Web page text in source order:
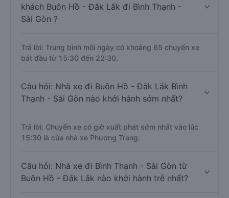
khách Buôn Hồ - Đắk Lắk đi Bình Thạnh -
Sài Gòn ?
Trả lời: Trung bình mỗi ngày có khoảng 65 chuyến xe
bắt đầu từ 15:30 đến 22:30.
Câu hỏi: Nhà xe đi Buôn Hồ - Đắk Lắk Bình
Thạnh - Sài Gòn nào khởi hành sớm nhất?
Trả lời: Chuyến xe có giờ xuất phát sớm nhất vào lúc
15:30 là của nhà xe Phương Trang.
Câu hỏi: Nhà xe đi Bình Thạnh - Sài Gòn từ
Buôn Hồ - Đắk Lắk nào khởi hành trễ nhất?